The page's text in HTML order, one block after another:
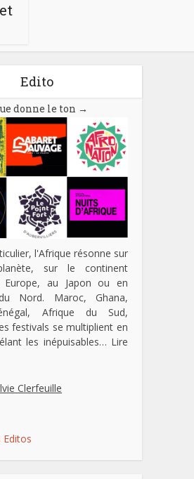
Edito
donne le ton →
l'Afrique résonne sur
sur le continent
au Japon ou en
Nord. Maroc, Ghana,
Afrique du Sud,
festivals se multiplient en
les inépuisables… Lire
Clerfeuille
Editos